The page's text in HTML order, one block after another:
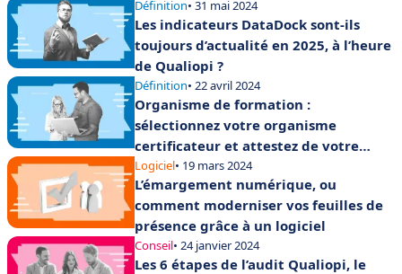
Définition• 31 mai 2024
Les indicateurs DataDock sont-ils
toujours d’actualité en 2025, à l’heure
de Qualiopi ?
Définition• 22 avril 2024
Organisme de formation :
sélectionnez votre organisme
certificateur et attestez de votre
qualité
Logiciel• 19 mars 2024
L’émargement numérique, ou
comment moderniser vos feuilles de
présence grâce à un logiciel
Conseil• 24 janvier 2024
Les 6 étapes de l’audit Qualiopi, le